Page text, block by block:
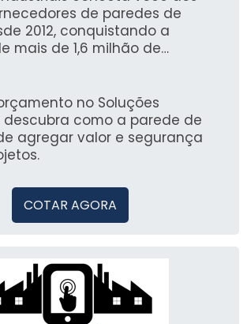
de paredes de
2012, conquistando a
mais de 1,6 milhão de
qualificados, facilitando a
solução para suas
no Soluções
descubra como a parede de
agregar valor e segurança
COTAR AGORA